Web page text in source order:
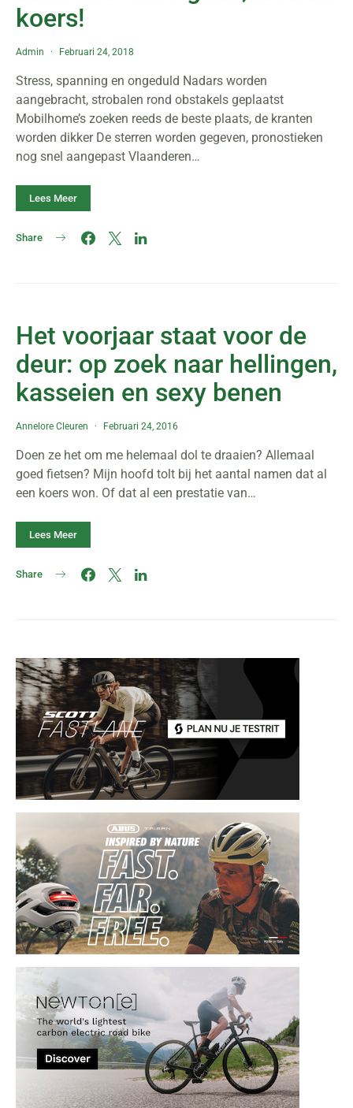
koers!
Admin Februari 24, 2018
Stress, spanning en ongeduld Nadars worden
aangebracht, strobalen rond obstakels geplaatst
Mobilhome’s zoeken reeds de beste plaats, de kranten
worden dikker De sterren worden gegeven, pronostieken
nog snel aangepast Vlaanderen…
Lees Meer
Share
Het voorjaar staat voor de
deur: op zoek naar hellingen,
kasseien en sexy benen
Annelore Cleuren Februari 24, 2016
Doen ze het om me helemaal dol te draaien? Allemaal
goed fietsen? Mijn hoofd tolt bij het aantal namen dat al
een koers won. Of dat al een prestatie van…
Lees Meer
Share